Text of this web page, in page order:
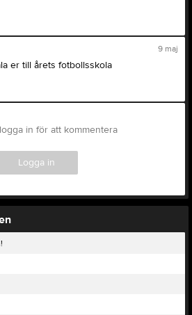
9 maj
er till årets fotbollsskola
in för att kommentera
Logga in